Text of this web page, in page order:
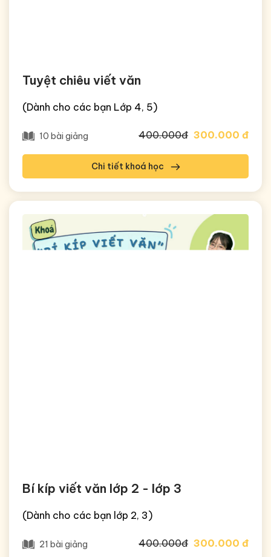
Tuyệt chiêu viết văn
(Dành cho các bạn Lớp 4, 5)
10 bài giảng 400.000đ 300.000 đ
Chi tiết khoá học
Bí kíp viết văn lớp 2 - lớp 3
(Dành cho các bạn lớp 2, 3)
21 bài giảng 400.000đ 300.000 đ